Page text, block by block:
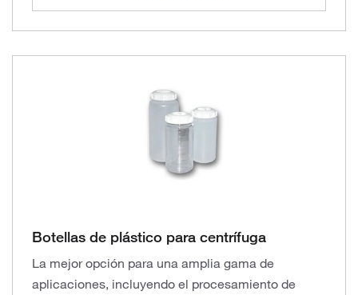
Botellas de plástico para centrífuga
La mejor opción para una amplia gama de
aplicaciones, incluyendo el procesamiento de